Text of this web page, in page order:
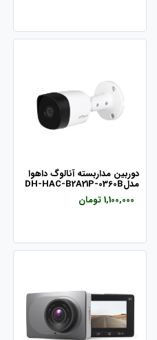
دوربین مداربسته آنالوگ داهوا
مدلDH-HAC-B2A21P-0360B
1,100,000 تومان